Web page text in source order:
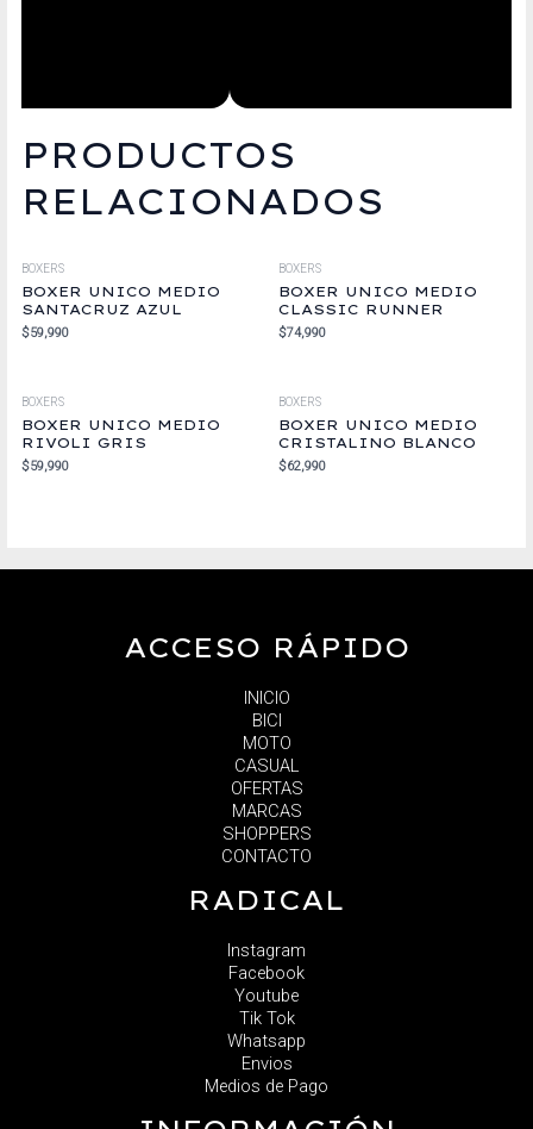
PRODUCTOS
RELACIONADOS
BOXERS
BOXER UNICO MEDIO
SANTACRUZ AZUL
$59,990
BOXERS
BOXER UNICO MEDIO
CLASSIC RUNNER
$74,990
BOXERS
BOXER UNICO MEDIO
RIVOLI GRIS
$59,990
BOXERS
BOXER UNICO MEDIO
CRISTALINO BLANCO
$62,990
ACCESO RÁPIDO
INICIO
BICI
MOTO
CASUAL
OFERTAS
MARCAS
SHOPPERS
CONTACTO
RADICAL
Instagram
Facebook
Youtube
Tik Tok
Whatsapp
Envios
Medios de Pago